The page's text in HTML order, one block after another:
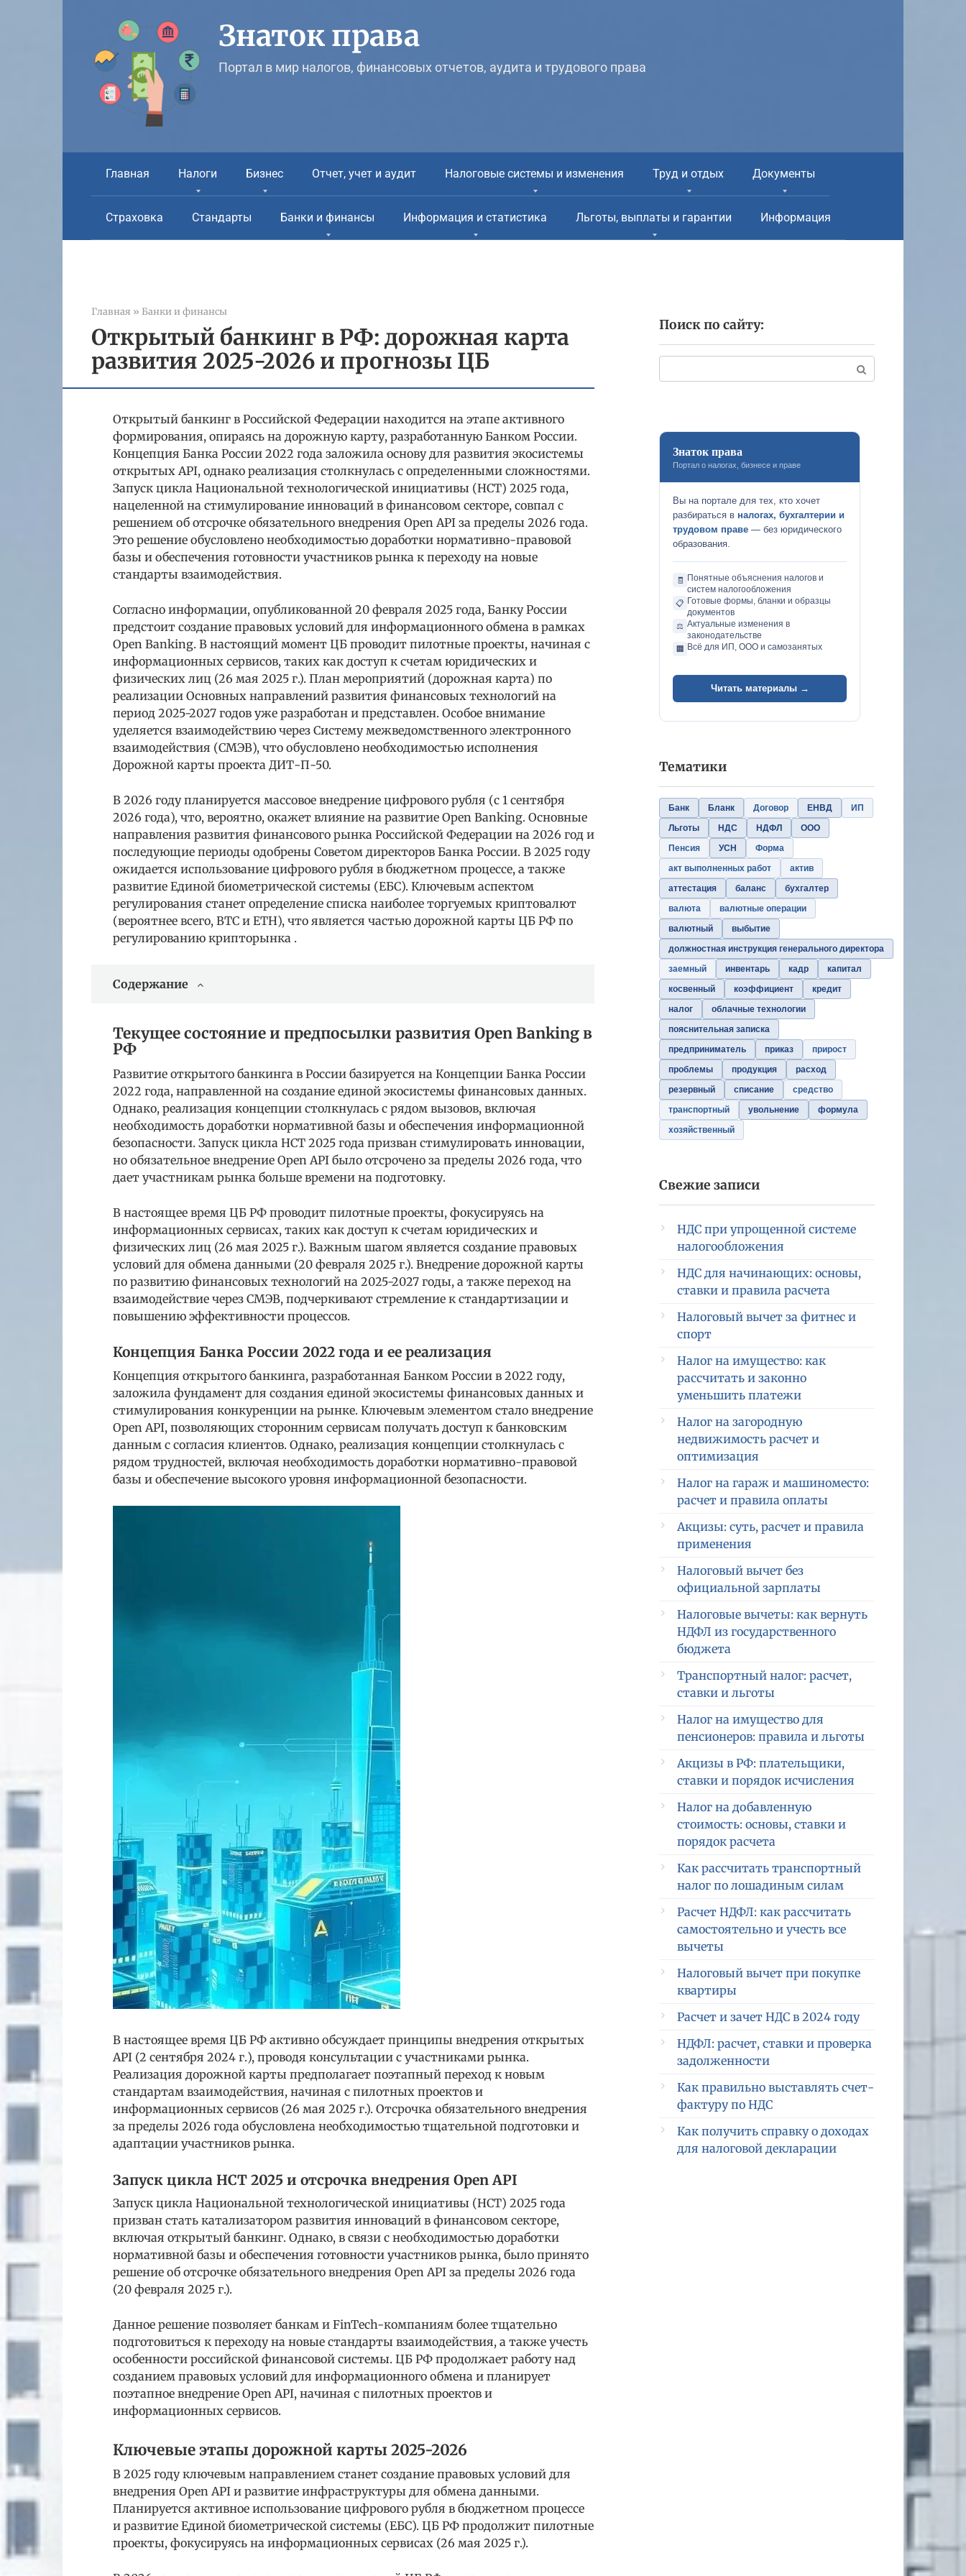
Знаток права
Портал в мир налогов, финансовых отчетов, аудита и трудового права
Главная Налоги Бизнес Отчет, учет и аудит Налоговые системы и изменения Труд и отдых Документы
Страховка Стандарты Банки и финансы Информация и статистика Льготы, выплаты и гарантии Информация
Главная » Банки и финансы
Открытый банкинг в РФ: дорожная карта
развития 2025-2026 и прогнозы ЦБ
Открытый банкинг в Российской Федерации находится на этапе активного
формирования, опираясь на дорожную карту, разработанную Банком России.
Концепция Банка России 2022 года заложила основу для развития экосистемы
открытых API, однако реализация столкнулась с определенными сложностями.
Запуск цикла Национальной технологической инициативы (НСТ) 2025 года,
нацеленной на стимулирование инноваций в финансовом секторе, совпал с
решением об отсрочке обязательного внедрения Open API за пределы 2026 года.
Это решение обусловлено необходимостью доработки нормативно-правовой
базы и обеспечения готовности участников рынка к переходу на новые
стандарты взаимодействия.
Согласно информации, опубликованной 20 февраля 2025 года, Банку России
предстоит создание правовых условий для информационного обмена в рамках
Open Banking. В настоящий момент ЦБ проводит пилотные проекты, начиная с
информационных сервисов, таких как доступ к счетам юридических и
физических лиц (26 мая 2025 г.). План мероприятий (дорожная карта) по
реализации Основных направлений развития финансовых технологий на
период 2025-2027 годов уже разработан и представлен. Особое внимание
уделяется взаимодействию через Систему межведомственного электронного
взаимодействия (СМЭВ), что обусловлено необходимостью исполнения
Дорожной карты проекта ДИТ-П-50.
В 2026 году планируется массовое внедрение цифрового рубля (с 1 сентября
2026 года), что, вероятно, окажет влияние на развитие Open Banking. Основные
направления развития финансового рынка Российской Федерации на 2026 год и
последующие периоды одобрены Советом директоров Банка России. В 2025 году
ожидается использование цифрового рубля в бюджетном процессе, а также
развитие Единой биометрической системы (ЕБС). Ключевым аспектом
регулирования станет определение списка наиболее торгуемых криптовалют
(вероятнее всего, BTC и ETH), что является частью дорожной карты ЦБ РФ по
регулированию крипторынка .
Содержание
Текущее состояние и предпосылки развития Open Banking в
РФ
Развитие открытого банкинга в России базируется на Концепции Банка России
2022 года, направленной на создание единой экосистемы финансовых данных.
Однако, реализация концепции столкнулась с рядом вызовов, включая
необходимость доработки нормативной базы и обеспечения информационной
безопасности. Запуск цикла НСТ 2025 года призван стимулировать инновации,
но обязательное внедрение Open API было отсрочено за пределы 2026 года, что
дает участникам рынка больше времени на подготовку.
В настоящее время ЦБ РФ проводит пилотные проекты, фокусируясь на
информационных сервисах, таких как доступ к счетам юридических и
физических лиц (26 мая 2025 г.). Важным шагом является создание правовых
условий для обмена данными (20 февраля 2025 г.). Внедрение дорожной карты
по развитию финансовых технологий на 2025-2027 годы, а также переход на
взаимодействие через СМЭВ, подчеркивают стремление к стандартизации и
повышению эффективности процессов.
Концепция Банка России 2022 года и ее реализация
Концепция открытого банкинга, разработанная Банком России в 2022 году,
заложила фундамент для создания единой экосистемы финансовых данных и
стимулирования конкуренции на рынке. Ключевым элементом стало внедрение
Open API, позволяющих сторонним сервисам получать доступ к банковским
данным с согласия клиентов. Однако, реализация концепции столкнулась с
рядом трудностей, включая необходимость доработки нормативно-правовой
базы и обеспечение высокого уровня информационной безопасности.
В настоящее время ЦБ РФ активно обсуждает принципы внедрения открытых
API (2 сентября 2024 г.), проводя консультации с участниками рынка.
Реализация дорожной карты предполагает поэтапный переход к новым
стандартам взаимодействия, начиная с пилотных проектов и
информационных сервисов (26 мая 2025 г.). Отсрочка обязательного внедрения
за пределы 2026 года обусловлена необходимостью тщательной подготовки и
адаптации участников рынка.
Запуск цикла НСТ 2025 и отсрочка внедрения Open API
Запуск цикла Национальной технологической инициативы (НСТ) 2025 года
призван стать катализатором развития инноваций в финансовом секторе,
включая открытый банкинг. Однако, в связи с необходимостью доработки
нормативной базы и обеспечения готовности участников рынка, было принято
решение об отсрочке обязательного внедрения Open API за пределы 2026 года
(20 февраля 2025 г.).
Данное решение позволяет банкам и FinTech-компаниям более тщательно
подготовиться к переходу на новые стандарты взаимодействия, а также учесть
особенности российской финансовой системы. ЦБ РФ продолжает работу над
созданием правовых условий для информационного обмена и планирует
поэтапное внедрение Open API, начиная с пилотных проектов и
информационных сервисов.
Ключевые этапы дорожной карты 2025-2026
В 2025 году ключевым направлением станет создание правовых условий для
внедрения Open API и развитие инфраструктуры для обмена данными.
Планируется активное использование цифрового рубля в бюджетном процессе
и развитие Единой биометрической системы (ЕБС). ЦБ РФ продолжит пилотные
проекты, фокусируясь на информационных сервисах (26 мая 2025 г.).
Поиск по сайту:
Знаток права
Портал о налогах, бизнесе и праве
Вы на портале для тех, кто хочет
разбираться в налогах, бухгалтерии и
трудовом праве — без юридического
образования.
🧾
Понятные объяснения налогов и
систем налогообложения
📋 Готовые формы, бланки и образцы
документов
⚖️ Актуальные изменения в
законодательстве
🏢 Всё для ИП, ООО и самозанятых
Читать материалы →
Тематики
Банк Бланк Договор ЕНВД
ИП
Льготы
НДС НДФЛ
ООО
Пенсия
УСН
Форма
акт выполненных работ
актив
аттестация
баланс
бухгалтер
валюта
валютные операции
валютный
выбытие
должностная инструкция генерального директора
заемный
инвентарь кадр
капитал
косвенный
коэффициент
кредит
налог
облачные технологии
пояснительная записка
предприниматель
приказ
прирост
проблемы
продукция
расход
резервный
списание
средство
транспортный
увольнение
формула
хозяйственный
Свежие записи
НДС при упрощенной системе
налогообложения
НДС для начинающих: основы,
ставки и правила расчета
Налоговый вычет за фитнес и
спорт
Налог на имущество: как
рассчитать и законно
уменьшить платежи
Налог на загородную
недвижимость расчет и
оптимизация
Налог на гараж и машиноместо:
расчет и правила оплаты
Акцизы: суть, расчет и правила
применения
Налоговый вычет без
официальной зарплаты
Налоговые вычеты: как вернуть
НДФЛ из государственного
бюджета
Транспортный налог: расчет,
ставки и льготы
Налог на имущество для
пенсионеров: правила и льготы
Акцизы в РФ: плательщики,
ставки и порядок исчисления
Налог на добавленную
стоимость: основы, ставки и
порядок расчета
Как рассчитать транспортный
налог по лошадиным силам
Расчет НДФЛ: как рассчитать
самостоятельно и учесть все
вычеты
Налоговый вычет при покупке
квартиры
Расчет и зачет НДС в 2024 году
НДФЛ: расчет, ставки и проверка
задолженности
Как правильно выставлять счет-
фактуру по НДС
Как получить справку о доходах
для налоговой декларации